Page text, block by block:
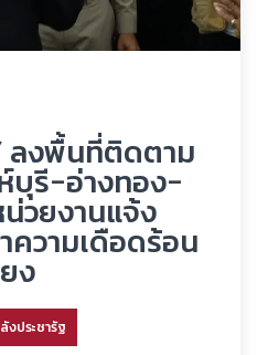
ลงพื้นที่ติดตาม
บุรี-อ่างทอง-
วยงานแจ้ง
ความเดือดร้อน
ง
งประชารัฐ